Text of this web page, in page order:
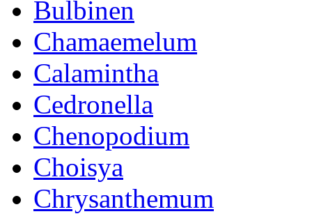
Bulbinen
Chamaemelum
Calamintha
Cedronella
Chenopodium
Choisya
Chrysanthemum